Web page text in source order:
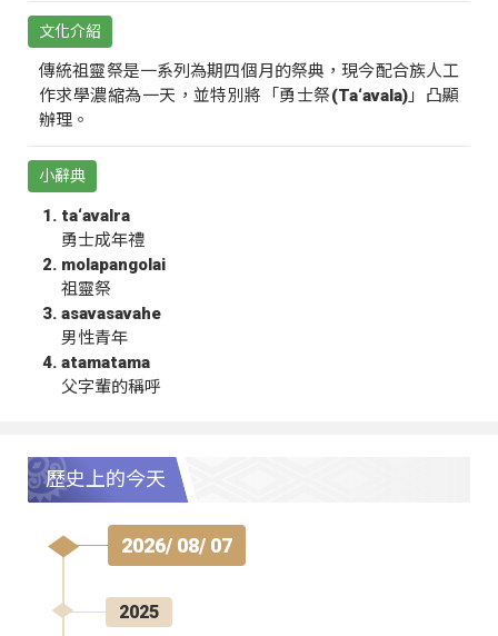
文化介紹
傳統祖靈祭是一系列為期四個月的祭典，現今配合族人工
作求學濃縮為一天，並特別將「勇士祭(Ta‘avala)」凸顯
辦理。
小辭典
ta‘avalra
勇士成年禮
molapangolai
祖靈祭
asavasavahe
男性青年
atamatama
父字輩的稱呼
歷史上的今天
2026/ 08/ 07
2025